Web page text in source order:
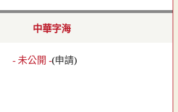
中華字海
- 未公開 -(申請)